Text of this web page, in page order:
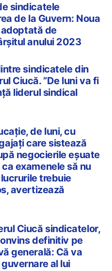
sindicatele
de la Guvern: Noua
de
anului 2023
sindicatele din
Ciucă. ”De luni va fi
liderul sindical
de luni, cu
care sistează
negocierile eșuate
examenele să nu
trebuie
avertizează
Ciucă sindicatelor,
definitiv pe
generală: Că va
al lui